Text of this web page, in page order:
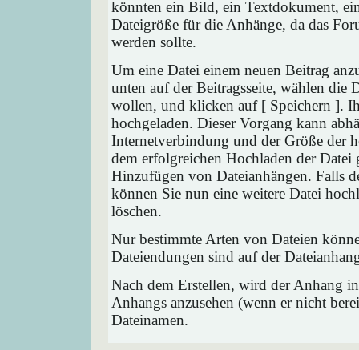
könnten ein Bild, ein Textdokument,
Dateigröße für die Anhänge, da das
werden sollte.
Um eine Datei einem neuen Beitrag
unten auf der Beitragsseite, wählen
wollen, und klicken auf [ Speichern ].
hochgeladen. Dieser Vorgang kann
Internetverbindung und der Größe der
dem erfolgreichen Hochladen der
Hinzufügen von Dateianhängen. Falls
können Sie nun eine weitere Datei
löschen.
Nur bestimmte Arten von Dateien
Dateiendungen sind auf der
Nach dem Erstellen, wird der Anhang
Anhangs anzusehen (wenn er nicht
Dateinamen.